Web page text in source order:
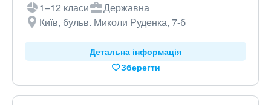
1–12 класи
Державна
Київ, бульв. Миколи Руденка, 7-б
Детальна інформація
Зберегти